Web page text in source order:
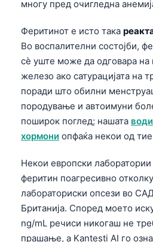
многу пред очигледна
Феритинот е исто така
Во воспалителни состојби,
сè уште може да одговара на
железо ако сатурацијата на
поради што обилни
породување и автоимуни
поширок поглед; нашата
хормони опфаќа некои од
Некои европски лаборатории
феритин поагресивно
лабораториски опсези во
Британија. Според моето
ng/mL речиси никогаш не
прашање, а Kantesti AI го